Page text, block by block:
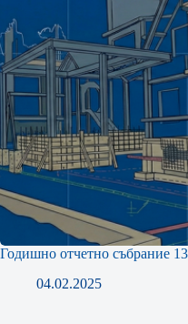
Годишно отчетно събрание
04.02.2025